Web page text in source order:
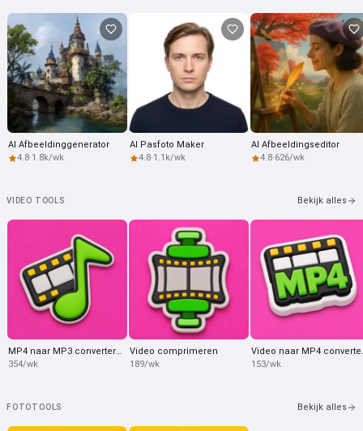
AI Afbeeldinggenerator
4.8·1.8k/wk
AI Pasfoto Maker
4.8·1.1k/wk
AI Afbeeldingseditor
4.8·626/wk
VIDEO TOOLS Bekijk alles
MP4 naar MP3 converteren
354/wk
Video comprimeren
189/wk
153/wk
FOTOTOOLS Bekijk alles